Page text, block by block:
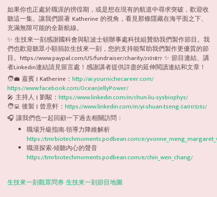
如果你也正處於職涯的徬徨期，或是想在現有的航道中尋求突破，歡迎收
聽這一集。讓我們跟著 Katherine 的視角，看見那條隱藏在海平面之下、
充滿無限可能的全新航線。
✨ 生技來一刻感謝國科會與駐波士頓辦事處科技組贊助我們製作節目。我
們也歡迎聽眾小額捐款生技來一刻，您的支持能幫助我們製作更優質的節
目。https://www.paypal.com/US/fundraiser/charity/2101877 ✨ 節目連結、講
者Linkedin連結請見留言處！感謝講者提供詳盡的延伸閱讀連結和文章！
🧑‍💼 嘉賓 | Katherine： http://ai.yournichecareer.com/
https://www.facebook.com/OceanJellyPower/
🎤 主持人 | 劉駿： https://www.linkedin.com/in/chun-liu-sysbiophys/
🧑‍💻 後製 | 曾意軒： https://www.linkedin.com/in/yi-shuan-tseng-5a0173292/
🎧 讓我們也一起回顧一下過去相關訪問：
職場升級指南-領導力降維解析
https://tmrbiotechmoments.podbean.com/e/
職涯探索-傾聽內心的聲音
https://tmrbiotechmoments.podbean.com/e/chin_wen_chang/
生技來一刻觀眾問券生技來一刻節目地圖